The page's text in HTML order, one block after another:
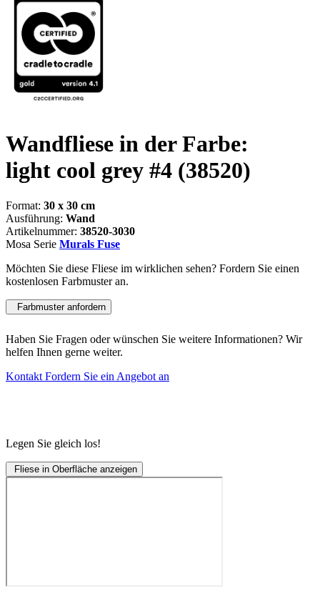
Wandfliese in der Farbe:
light cool grey #4 (38520)
Format: 30 x 30 cm
Ausführung: Wand
Artikelnummer: 38520-3030
Mosa Serie Murals Fuse
Möchten Sie diese Fliese im wirklichen sehen? Fordern Sie einen
kostenlosen Farbmuster an.
Farbmuster anfordern
Haben Sie Fragen oder wünschen Sie weitere Informationen? Wir
helfen Ihnen gerne weiter.
Kontakt Fordern Sie ein Angebot an
Legen Sie gleich los!
Fliese in Oberfläche anzeigen